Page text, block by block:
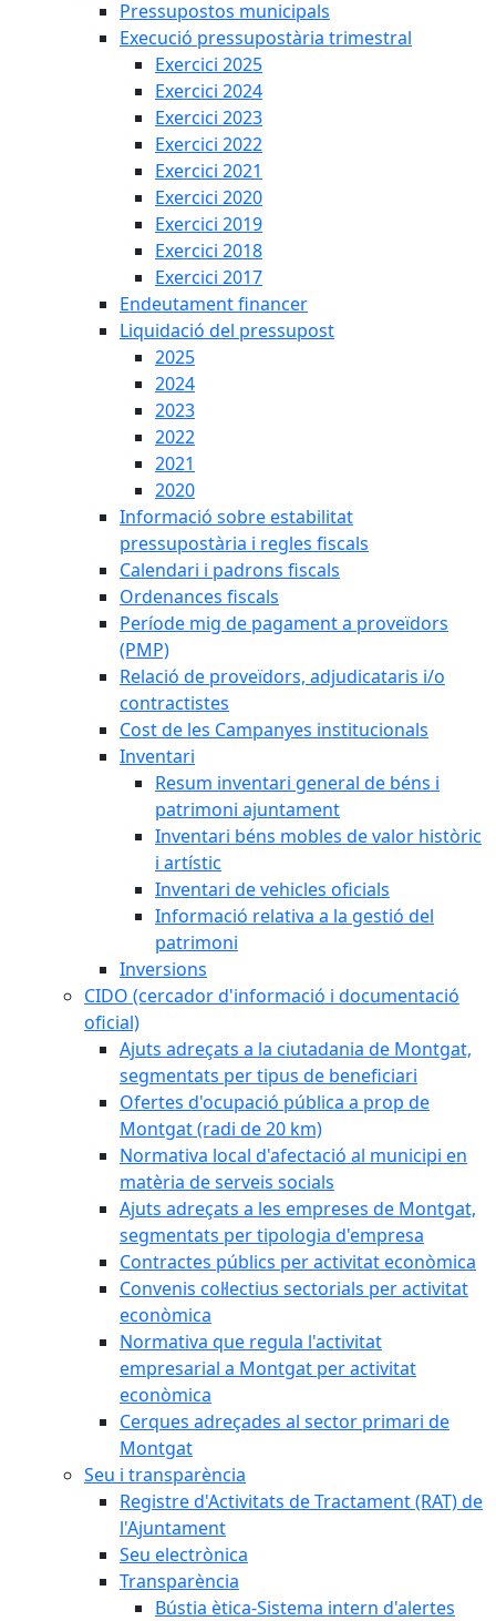
Pressupostos municipals
Execució pressupostària trimestral
Exercici 2025
Exercici 2024
Exercici 2023
Exercici 2022
Exercici 2021
Exercici 2020
Exercici 2019
Exercici 2018
Exercici 2017
Endeutament financer
Liquidació del pressupost
2025
2024
2023
2022
2021
2020
Informació sobre estabilitat
pressupostària i regles fiscals
Calendari i padrons fiscals
Ordenances fiscals
Període mig de pagament a proveïdors
(PMP)
Relació de proveïdors, adjudicataris i/o
contractistes
Cost de les Campanyes institucionals
Inventari
Resum inventari general de béns i
patrimoni ajuntament
Inventari béns mobles de valor històric
i artístic
Inventari de vehicles oficials
Informació relativa a la gestió del
patrimoni
Inversions
CIDO (cercador d'informació i documentació
oficial)
Ajuts adreçats a la ciutadania de Montgat,
segmentats per tipus de beneficiari
Ofertes d'ocupació pública a prop de
Montgat (radi de 20 km)
Normativa local d'afectació al municipi en
matèria de serveis socials
Ajuts adreçats a les empreses de Montgat,
segmentats per tipologia d'empresa
Contractes públics per activitat econòmica
Convenis col·lectius sectorials per activitat
econòmica
Normativa que regula l'activitat
empresarial a Montgat per activitat
econòmica
Cerques adreçades al sector primari de
Montgat
Seu i transparència
Registre d'Activitats de Tractament (RAT) de
l'Ajuntament
Seu electrònica
Transparència
Bústia ètica-Sistema intern d'alertes